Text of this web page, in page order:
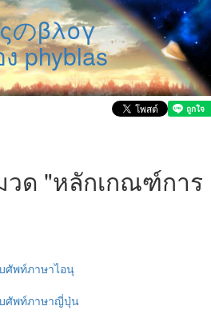
βλογ
phyblas
ด "หลักเกณฑ์การ
ศัพท์ภาษาไอนุ
ศัพท์ภาษาญี่ปุ่น